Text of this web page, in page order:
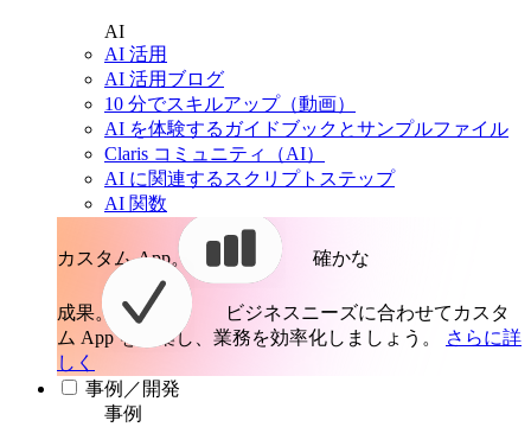
AI
AI 活用
AI 活用ブログ
10 分でスキルアップ（動画）
AI を体験するガイドブックとサンプルファイル
Claris コミュニティ（AI）
AI に関連するスクリプトステップ
AI 関数
カスタム App。 確かな
成果。
ビジネスニーズに合わせてカスタ
ム App を構築し、業務を効率化しましょう。
さらに詳
しく
事例／開発
事例